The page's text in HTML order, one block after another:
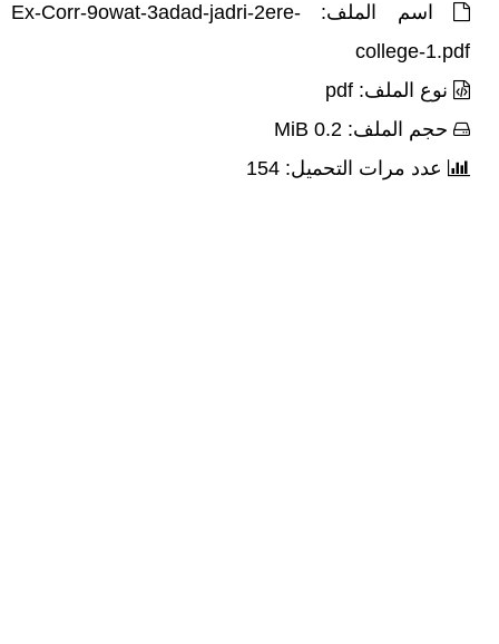
اسم الملف: Ex-Corr-9owat-3adad-jadri-2ere-
college-1.pdf
نوع الملف: pdf
حجم الملف: 0.2 MiB
عدد مرات التحميل: 154